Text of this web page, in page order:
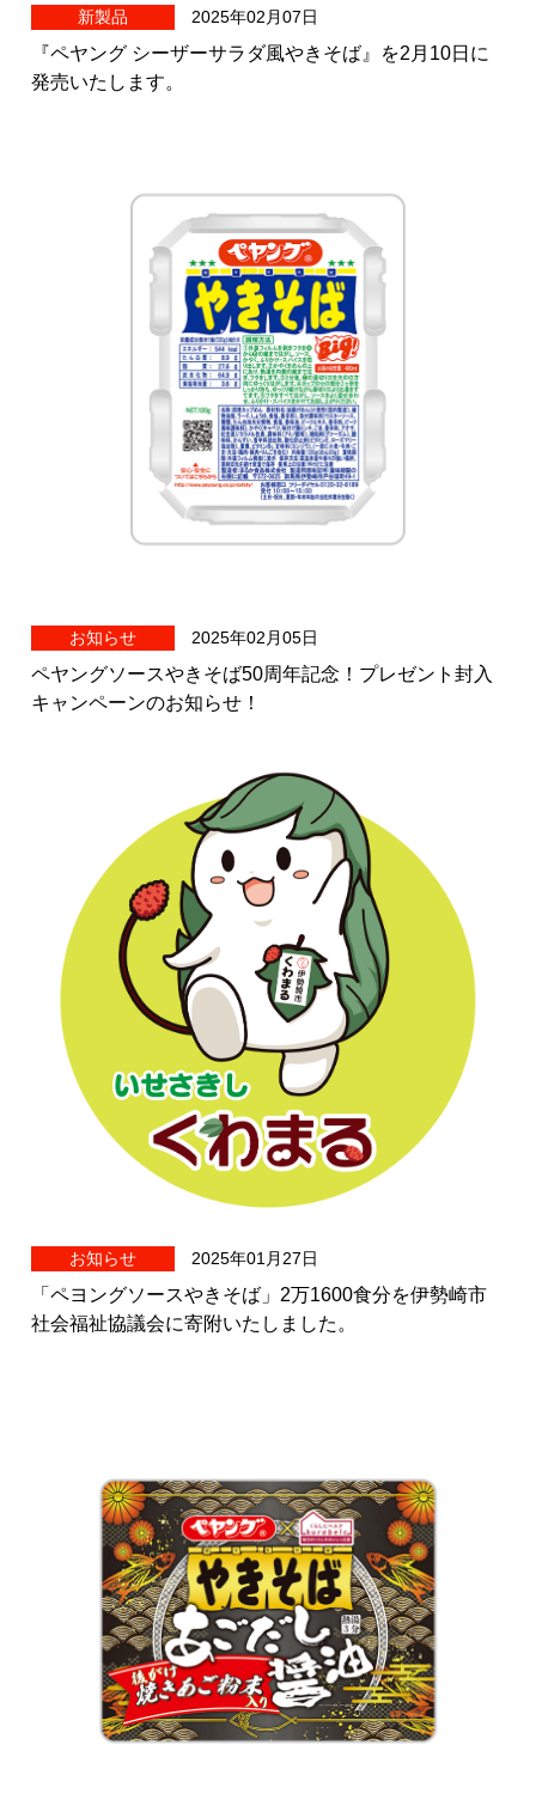
新製品 2025年02月07日
『ペヤング シーザーサラダ風やきそば』を2月10日に
発売いたします。
お知らせ 2025年02月05日
ペヤングソースやきそば50周年記念！プレゼント封入
キャンペーンのお知らせ！
お知らせ 2025年01月27日
「ペヨングソースやきそば」2万1600食分を伊勢崎市
社会福祉協議会に寄附いたしました。